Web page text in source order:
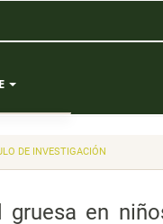
DE INVESTIGACIÓN
en